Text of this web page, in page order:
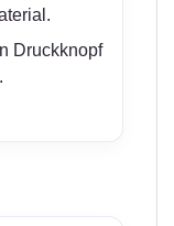
Druckknopf